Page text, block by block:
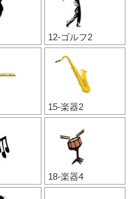
12-ゴルフ2
15-楽器2
18-楽器4